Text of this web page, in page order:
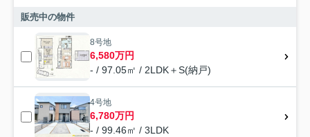
販売中の物件
8号地
6,580万円
- / 97.05㎡ / 2LDK＋S(納戸)
4号地
6,780万円
- / 99.46㎡ / 3LDK